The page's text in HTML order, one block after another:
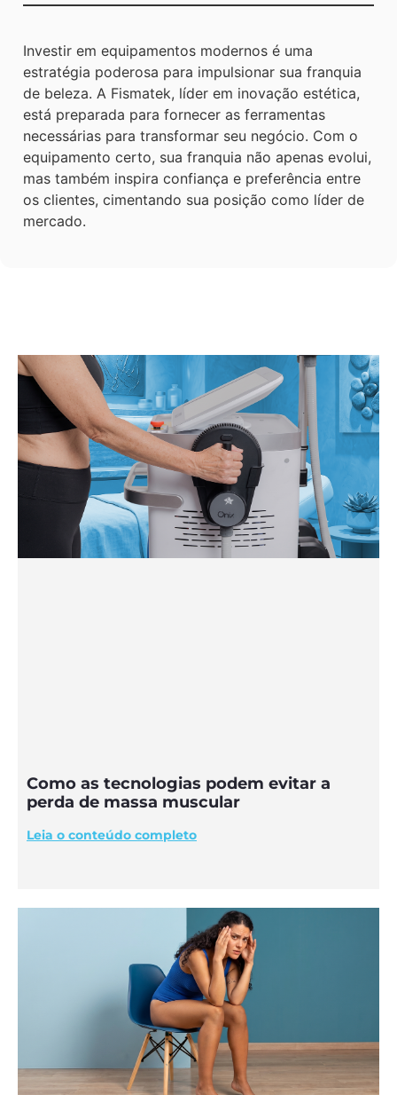
Investir em equipamentos modernos é uma
estratégia poderosa para impulsionar sua franquia
de beleza. A Fismatek, líder em inovação estética,
está preparada para fornecer as ferramentas
necessárias para transformar seu negócio. Com o
equipamento certo, sua franquia não apenas evolui,
mas também inspira confiança e preferência entre
os clientes, cimentando sua posição como líder de
mercado.
Como as tecnologias podem evitar a
perda de massa muscular
Leia o conteúdo completo